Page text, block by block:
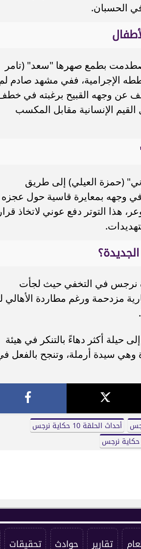
الحسبان.
بطمع صهرها "سعد" (تامر
الإجرامية، ففي مشهد صادم
عن وجهه القبيح برغبته في
الإنسانية مقابل المكسب
(حمزة العيلي) إلى طريق
وجهه بمعايرة قاسية حول عجزه
هذا التوتر دفع عوني لاتخاذ قرار
نرجس في التخفي حيث لجأت
مزدحمة ورغم مطاردة الأهالي
حيلة أكثر دهاءً بالتنكر في هيئة
سيدة أرملة، وتنجح بالفعل
أحداث الحلقة 10 حكاية نرجس
نرجس
تقارير حوادث تحقيقات